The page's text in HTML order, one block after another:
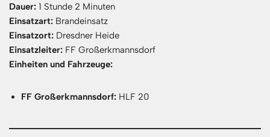
Dauer: 1 Stunde 2 Minuten
Einsatzart: Brandeinsatz
Einsatzort: Dresdner Heide
Einsatzleiter: FF Großerkmannsdorf
Einheiten und Fahrzeuge:
FF Großerkmannsdorf: HLF 20